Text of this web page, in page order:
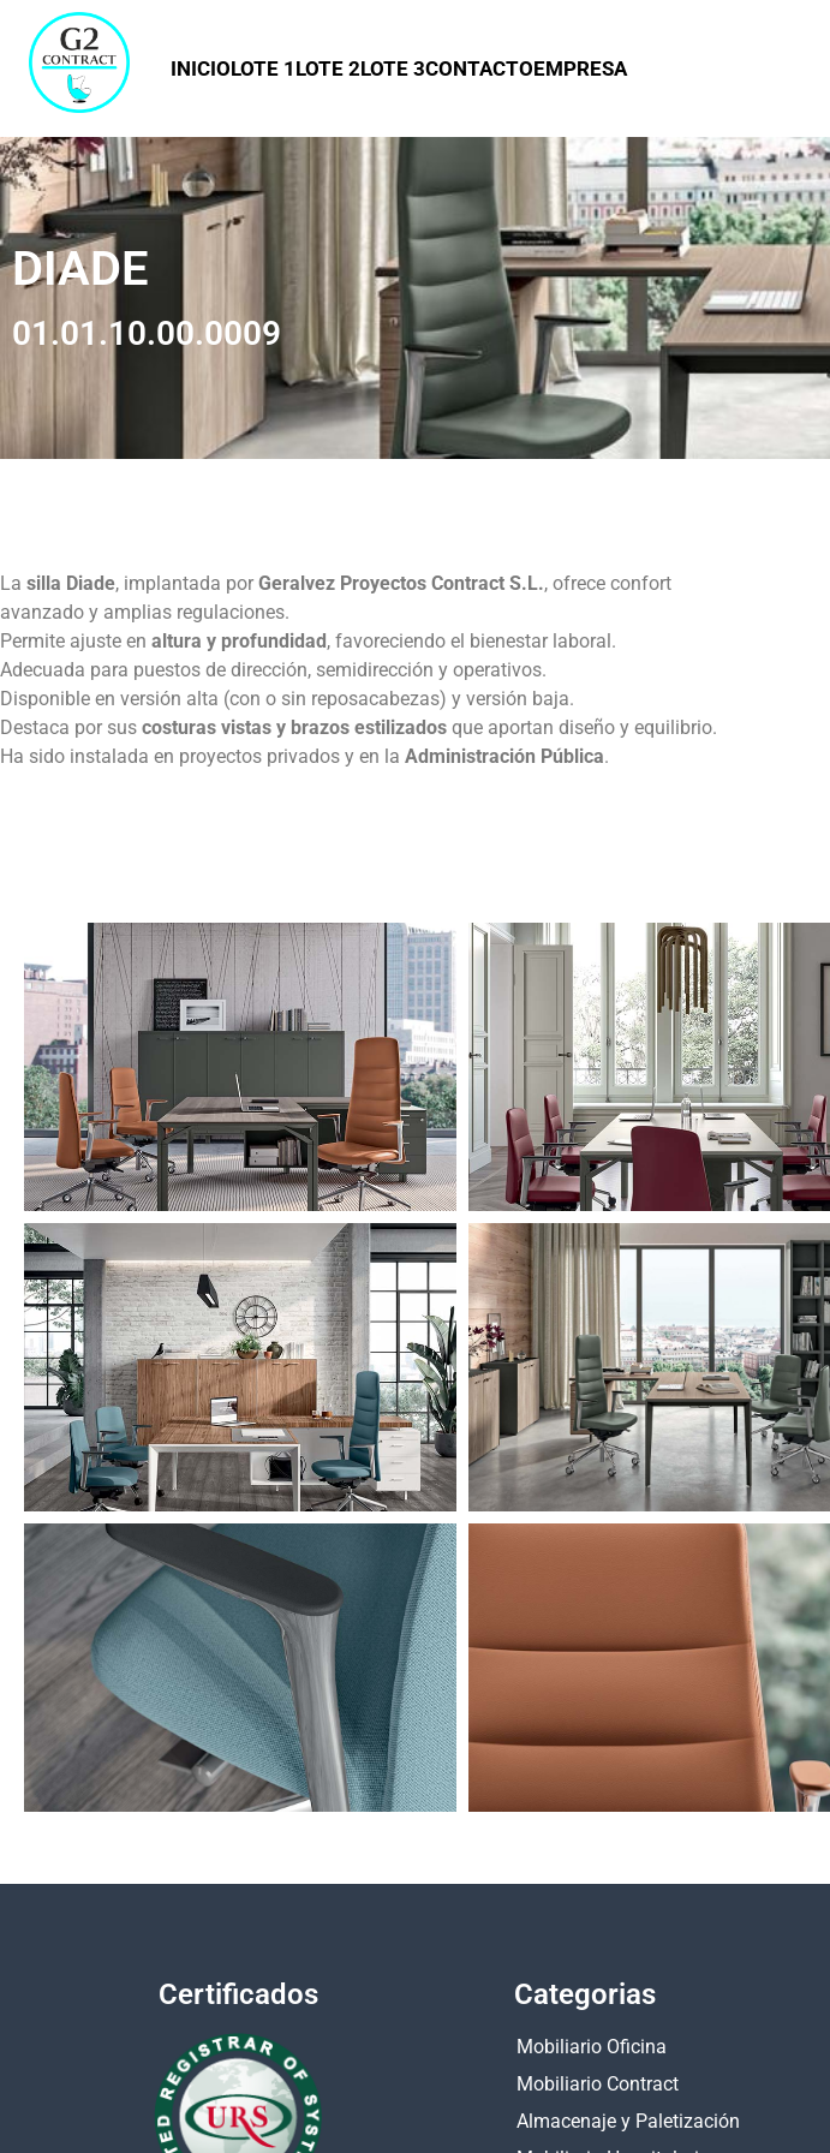
INICIOLOTE 1 LOTE 2LOTE 3CONTACTOEMPRESA
DIADE
01.01.10.00.0009
La silla Diade, implantada por Geralvez Proyectos Contract S.L., ofrece confort
avanzado y amplias regulaciones.
Permite ajuste en altura y profundidad, favoreciendo el bienestar laboral.
Adecuada para puestos de dirección, semidirección y operativos.
Disponible en versión alta (con o sin reposacabezas) y versión baja.
Destaca por sus costuras vistas y brazos estilizados que aportan diseño y equilibrio.
Ha sido instalada en proyectos privados y en la Administración Pública.
Certificados Categorias
Mobiliario Oficina
Mobiliario Contract
Almacenaje y Paletización